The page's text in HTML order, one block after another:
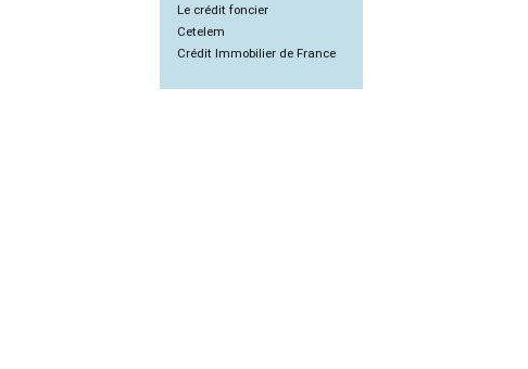
Le crédit foncier
Cetelem
Crédit Immobilier de France